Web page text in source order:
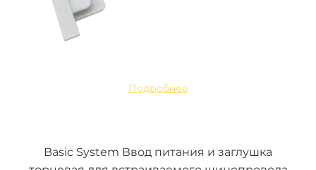
Подробнее
Basic System Ввод питания и заглушка